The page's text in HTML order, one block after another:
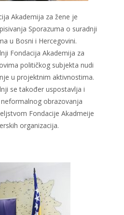
Akademija za žene je
Sporazuma o suradnji
u Bosni i Hercegovini.
Fondacija Akademija za
političkog subjekta nudi
u projektnim aktivnostima.
se također uspostavlja i
obrazovanja
Fondacije Akadmeije
organizacija.